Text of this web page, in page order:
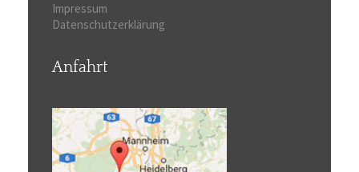
Impressum
Datenschutzerklärung
Anfahrt